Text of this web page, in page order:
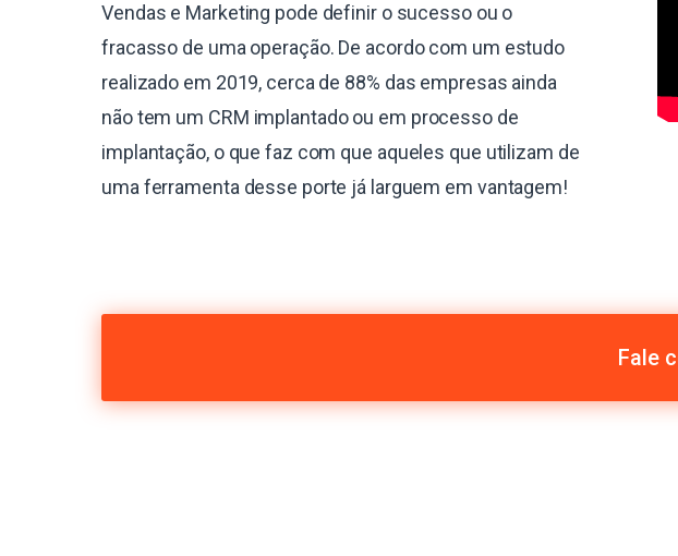
Vendas e Marketing pode definir o sucesso ou o
fracasso de uma operação. De acordo com um estudo
realizado em 2019, cerca de 88% das empresas ainda
não tem um CRM implantado ou em processo de
implantação, o que faz com que aqueles que utilizam de
uma ferramenta desse porte já larguem em vantagem!
Fale